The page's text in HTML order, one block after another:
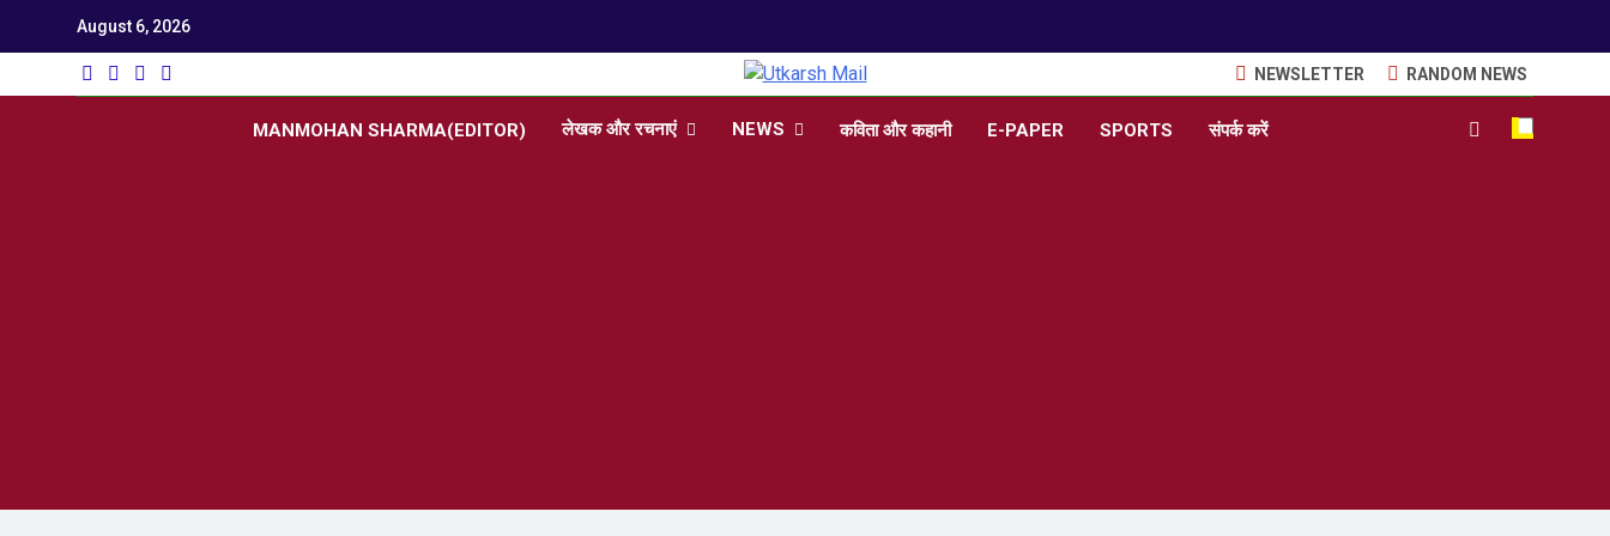
August 6, 2026
Utkarsh Mail
NEWSLETTER RANDOM NEWS
MANMOHAN SHARMA(EDITOR) लेखक और रचनाएं NEWS कविता और कहानी E-PAPER SPORTS संपर्क करें